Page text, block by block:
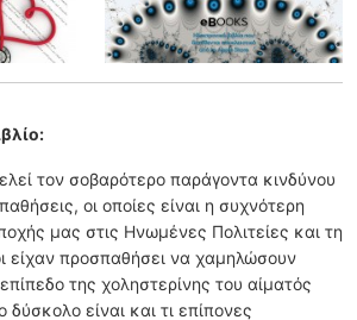
τον σοβαρότερο παράγοντα κινδύνου
οι οποίες είναι η συχνότερη
μας στις Ηνωμένες Πολιτείες και τη
είχαν προσπαθήσει να χαμηλώσουν
της χοληστερίνης του αίματός
είναι και τι επίπονες